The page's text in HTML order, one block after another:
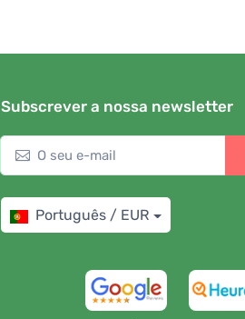
Subscrever a nossa newsletter
Português / EUR